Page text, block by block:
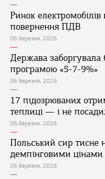
Ринок електромобілів
повернення ПДВ
06 березня, 2026
Держава
програмою «5-7-9%»
06 березня, 2026
17 підозрюваних
теплиці — і не
06 березня, 2026
Польський сир тисне
демпінговими цінами
06 березня, 2026